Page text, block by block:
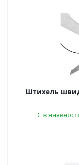
Штихель
Є в